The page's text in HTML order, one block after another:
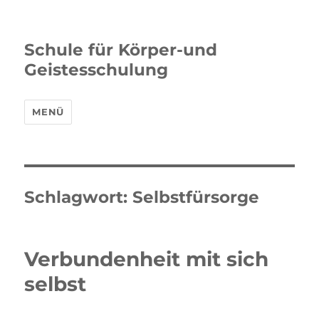
Schule für Körper-und
Geistesschulung
MENÜ
Schlagwort: Selbstfürsorge
Verbundenheit mit sich
selbst